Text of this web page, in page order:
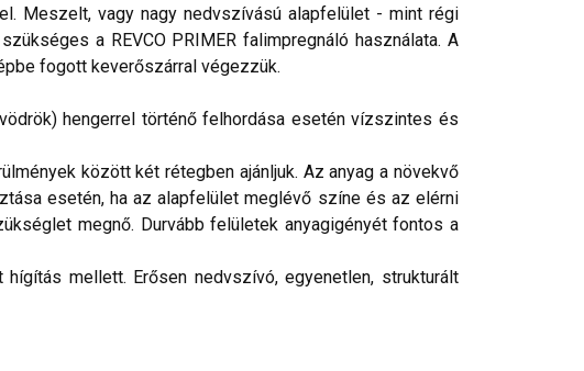
Meszelt, vagy nagy nedvszívású alapfelület - mint régi
a REVCO PRIMER falimpregnáló használata. A
fogott keverőszárral végezzük.
hengerrel történő felhordása esetén vízszintes és
között két rétegben ajánljuk. Az anyag a növekvő
esetén, ha az alapfelület meglévő színe és az elérni
megnő. Durvább felületek anyagigényét fontos a
mellett. Erősen nedvszívó, egyenetlen, strukturált